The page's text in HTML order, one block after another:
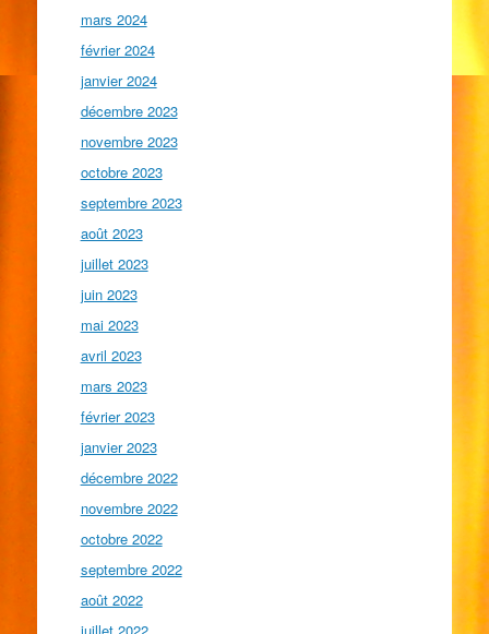
mars 2024
février 2024
janvier 2024
décembre 2023
novembre 2023
octobre 2023
septembre 2023
août 2023
juillet 2023
juin 2023
mai 2023
avril 2023
mars 2023
février 2023
janvier 2023
décembre 2022
novembre 2022
octobre 2022
septembre 2022
août 2022